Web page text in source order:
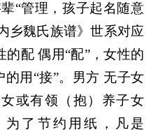
“管理，孩子起名随意
乡魏氏族谱》世系对应
配 偶用“配”，女性的
的用“接”。男方 无子女
或有领（抱）养子女
了节约用纸，凡是